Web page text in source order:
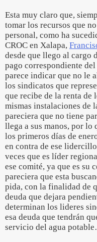
Esta muy claro que,
tomar los recursos que
personal, como ha
CROC en Xalapa,
desde que llego al cargo
pago correspondiente
parece indicar que no le
los sindicatos que
que recibe de la renta de
mismas instalaciones de
pareciera que no tiene
llega a sus manos, por
los primeros días de
en contra de ese
veces que es líder
ese comité, ya que es su
pareciera que esta
pida, con la finalidad de
deuda que dejara
determinan los lideres
esa deuda que tendrán
servicio del agua